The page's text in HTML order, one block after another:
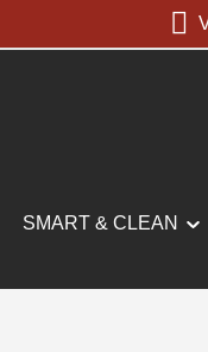
SMART & CLEAN